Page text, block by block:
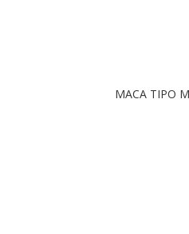
MACA TIPO